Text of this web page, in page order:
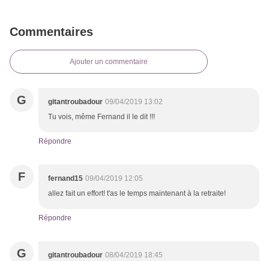
Commentaires
Ajouter un commentaire
G gitantroubadour 09/04/2019 13:02
Tu vois, même Fernand il le dit !!!
Répondre
F fernand15 09/04/2019 12:05
allez fait un effort! t'as le temps maintenant à la retraite!
Répondre
G gitantroubadour 08/04/2019 18:45